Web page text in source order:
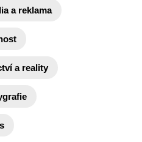
a reklama
a reality